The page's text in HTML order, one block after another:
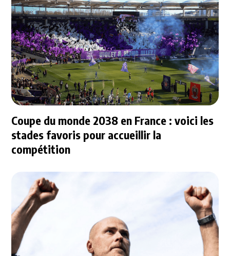
Coupe du monde 2038 en France : voici les
stades favoris pour accueillir la
compétition